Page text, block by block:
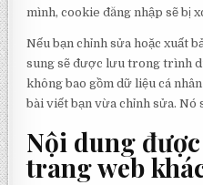
mình, cookie đăng nhập sẽ bị
Nếu bạn chỉnh sửa hoặc xuất
sung sẽ được lưu trong trình
không bao gồm dữ liệu cá
bài viết bạn vừa chỉnh sửa. Nó
Nội dung
trang web